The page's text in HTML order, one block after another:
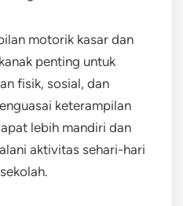
motorik kasar dan
penting untuk
fisik, sosial, dan
keterampilan
lebih mandiri dan
aktivitas sehari-hari